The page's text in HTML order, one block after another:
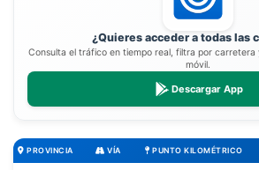
¿Quieres acceder a todas las
Consulta el tráfico en tiempo real, filtra por
móvil.
Descargar App
PROVINCIA VÍA PUNTO KILOMÉTRICO